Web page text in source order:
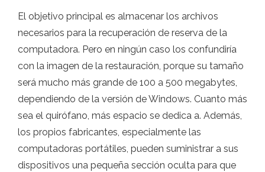
El objetivo principal es almacenar los archivos
necesarios para la recuperación de reserva de la
computadora. Pero en ningún caso los confundiría
con la imagen de la restauración, porque su tamaño
será mucho más grande de 100 a 500 megabytes,
dependiendo de la versión de Windows. Cuanto más
sea el quirófano, más espacio se dedica a. Además,
los propios fabricantes, especialmente las
computadoras portátiles, pueden suministrar a sus
dispositivos una pequeña sección oculta para que